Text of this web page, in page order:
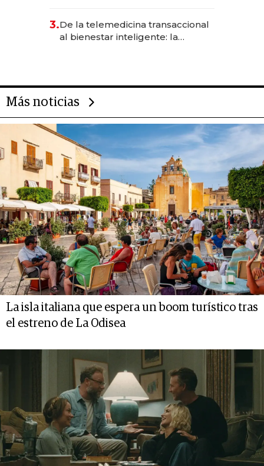
las marcas "fast premium"
3.De la telemedicina transaccional
al bienestar inteligente: la
Más noticias
La isla italiana que espera un boom turístico tras
el estreno de La Odisea